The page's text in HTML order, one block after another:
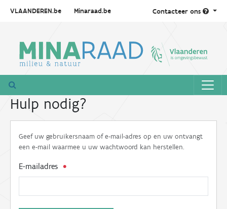
VLAANDEREN.be Minaraad.be Contacteer ons
Hulp nodig?
Geef uw gebruikersnaam of e-mail-adres op en uw ontvangt
een e-mail waarmee u uw wachtwoord kan herstellen.
E-mailadres